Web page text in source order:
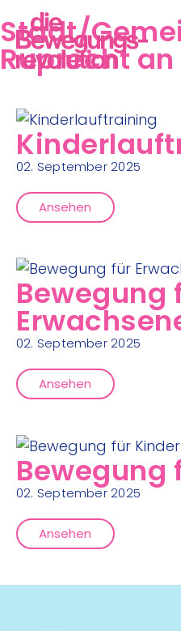
Stadt/
Ruprecht
02. September 2025
Ansehen
Bewegung
02. September 2025
Ansehen
Bewegung
02. September 2025
Ansehen